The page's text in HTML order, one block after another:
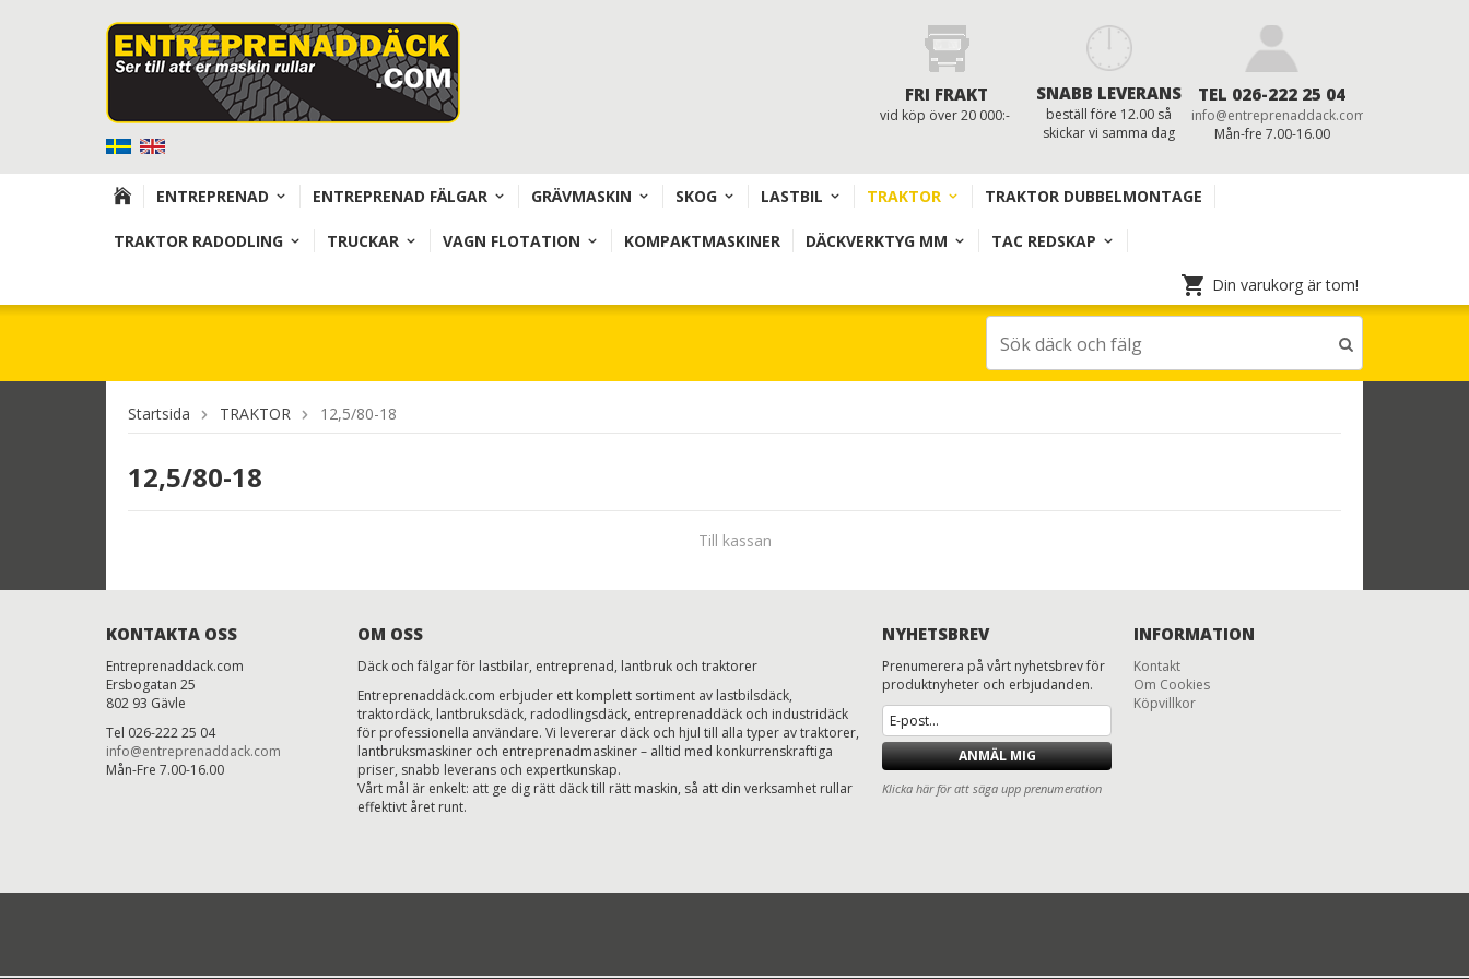
FRI FRAKT
vid köp över 20 000:-
SNABB LEVERANS
beställ före 12.00 så
skickar vi samma dag
TEL 026-222 25 04
info@entreprenaddack.com
Mån-fre 7.00-16.00
ENTREPRENAD ENTREPRENAD FÄLGAR GRÄVMASKIN SKOG LASTBIL TRAKTOR TRAKTOR DUBBELMONTAGE
TRAKTOR RADODLING TRUCKAR VAGN FLOTATION KOMPAKTMASKINER DÄCKVERKTYG MM TAC REDSKAP
Din varukorg är tom!
Startsida TRAKTOR 12,5/80-18
12,5/80-18
Till kassan
KONTAKTA OSS
Entreprenaddack.com
Ersbogatan 25
802 93 Gävle
Tel 026-222 25 04
info@entreprenaddack.com
Mån-Fre 7.00-16.00
INFORMATION
Kontakt
Om Cookies
Köpvillkor
NYHETSBREV
Prenumerera på vårt nyhetsbrev för
produktnyheter och erbjudanden.
ANMÄL MIG
Klicka här för att säga upp prenumeration
OM OSS
Däck och fälgar för lastbilar, entreprenad, lantbruk och traktorer
Entreprenaddäck.com erbjuder ett komplett sortiment av lastbilsdäck,
traktordäck, lantbruksdäck, radodlingsdäck, entreprenaddäck och industridäck
för professionella användare. Vi levererar däck och hjul till alla typer av traktorer,
lantbruksmaskiner och entreprenadmaskiner – alltid med konkurrenskraftiga
priser, snabb leverans och expertkunskap.
Vårt mål är enkelt: att ge dig rätt däck till rätt maskin, så att din verksamhet rullar
effektivt året runt.